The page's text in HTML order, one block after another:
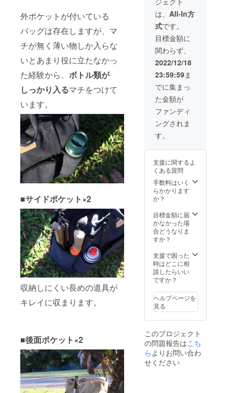
外ポケットが付いている
バッグは存在しますが、マ
チが無く薄い物しか入らな
いとあまり役に立たなかっ
た経験から、 ボトル類が
しっかり入るマチをつけて
います。
■サイドポケット×2
収納しにくい長めの道具が
キレイに収まります。
■後面ポケット×2
外の生産
メーカーに
直接生産依
頼し直輸入
することで
「高品質低
価格」を実
現しまし
た。
る場合
があり
ます。
ます。
ご了承
くださ
い。 ※
ご注文
状況、
使用部
材の供
給状
況、製
造工程
上の都
合等に
より出
荷時期
が遅れ
ます。
※皆様の
応援購
り量産
効率が
向上し
た場
合、正
規販売
価格が
販売予
定価格
より下
がる可
能性も
ござい
ン・仕
様・内
容品は
変更に
なる可
能性も
ご了承
くださ
い。 ※
使用部
材の供
給状
況、製
上の都
より出
荷時期
が遅れ
る場合
があり
ます。
中から1
点 ■お
届け：
2023年
2月末ま
でに完
了予定
※お申し
に2023
年1月中
旬ごろ
から発
送予定
です。
※ 発送
となり
ます。
※皆様の
ご支援
により
量産効
場合、
正規販
売価格
格より
下がる
可能性
もござ
す。 ※
デザイ
ン・仕
様・内
変更に
なる可
能性も
ござい
費税込
み）に
て承り
ます。
■カ
ラー：
Green
（グ
リー
ン）、
Khaki（
カー
キ）、
Charco
al
Black（
ブラッ
ク）の
中から1
点 ■お
届け：
2023年
了予定
※お申し
込み順
旬ごろ
から発
送予定
です。
はヤマ
ト運輸
となり
ます。
ご支援
により
量産効
率が向
上した
は、 All-In方
式です。
目標金額に
関わらず、
2022/12/18
23:59:59ま
でに集まっ
た金額が
ファンディ
ングされま
す。
支援に関するよ
くある質問
手数料はいく
らかかります
か？
目標金額に届
かなかった場
合どうなりま
すか？
支援で困った
時はどこに相
談したらいい
ですか？
ヘルプページを
見る
このプロジェクト
の問題報告はこち
らよりお問い合わ
せください